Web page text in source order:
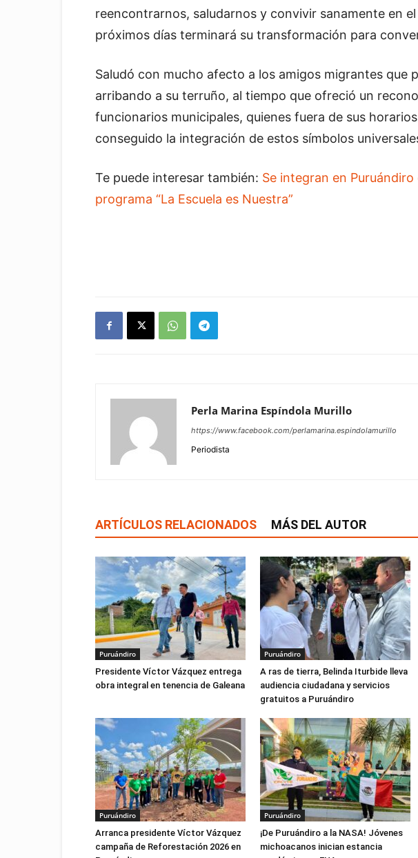
reencontrarnos, saludarnos y convivir sanamente en
próximos días terminará su transformación para
Saludó con mucho afecto a los amigos migrantes que
arribando a su terruño, al tiempo que ofreció un
funcionarios municipales, quienes fuera de sus
conseguido la integración de estos símbolos
Te puede interesar también: Se integran en
programa “La Escuela es Nuestra”
Perla Marina Espíndola Murillo
https://www.facebook.com/perlamarina.espindolamurillo
Periodista
ARTÍCULOS RELACIONADOS MÁS DEL AUTOR
Puruándiro
Presidente Víctor Vázquez entrega
obra integral en tenencia de Galeana
Puruándiro
A ras de tierra, Belinda Iturbide lleva
audiencia ciudadana y servicios
gratuitos a Puruándiro
Puruándiro
Arranca presidente Víctor Vázquez
campaña de Reforestación 2026 en
Puruándiro
¡De Puruándiro a la NASA! Jóvenes
michoacanos inician estancia